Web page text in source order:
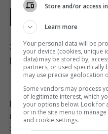
Задержка до 10
ряд поездов
19:06 пятница, 07 августа 2026
Вперед в прошлое:
магазины заменят
эксперт
Store and/or access
Learn more
Your personal data will be
your device (cookies, unique
data) may be stored by,
partners, or used specifically
may use precise geolocation
Some vendors may process
of legitimate interest, which
your options below. Look for
or in the site menu to
and cookie settings.